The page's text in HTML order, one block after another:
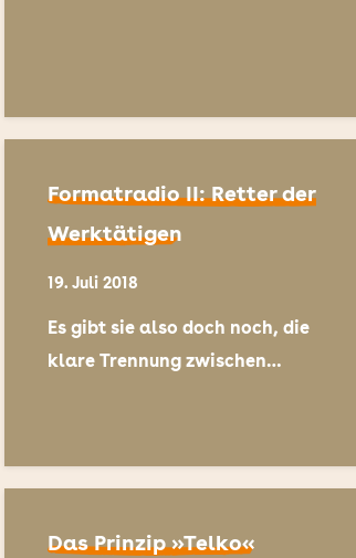
Formatradio II: Retter der
Werktätigen
19. Juli 2018
Es gibt sie also doch noch, die
klare Trennung zwischen…
Das Prinzip »Telko«